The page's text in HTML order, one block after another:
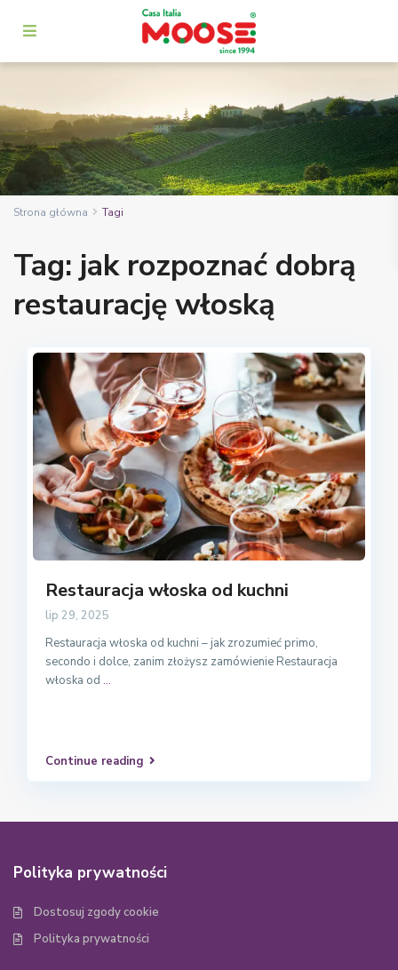
Strona główna Tagi
Tag: jak rozpoznać dobrą
restaurację włoską
Restauracja włoska od kuchni
lip 29, 2025
Restauracja włoska od kuchni – jak zrozumieć primo,
secondo i dolce, zanim złożysz zamówienie Restauracja
włoska od ...
Continue reading
Polityka prywatności
Dostosuj zgody cookie
Polityka prywatności